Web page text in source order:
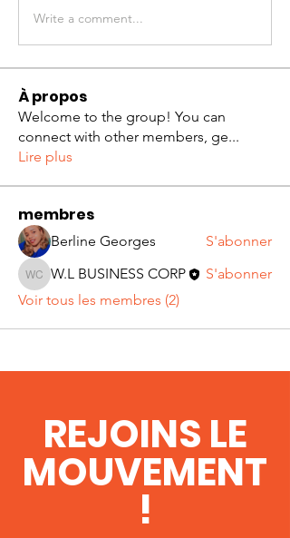
Write a comment...
À propos
Welcome to the group! You can
connect with other members, ge...
Lire plus
membres
Berline Georges S'abonner
W.L BUSINESS CORP
W.L BUSINESS CORP
S'abonner
Voir tous les membres (2)
REJOINS LE
MOUVEMENT
!